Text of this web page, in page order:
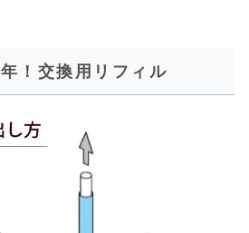
！交換用リフィル